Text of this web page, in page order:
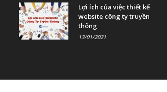
Lợi ích của việc thiết kế
website công ty truyền
thông
13/01/2021